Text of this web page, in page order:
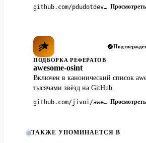
github.com/pdudotdev/ofm
ПОДБОРКА РЕФЕРАТОВ
awesome-osint
Включен в канонический список
тысячами звёзд на GitHub.
github.com/jivoi/awesome-osint
ТАКЖЕ УПОМИНАЕТСЯ В